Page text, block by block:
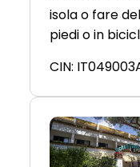
isola o fare
piedi o in
CIN: